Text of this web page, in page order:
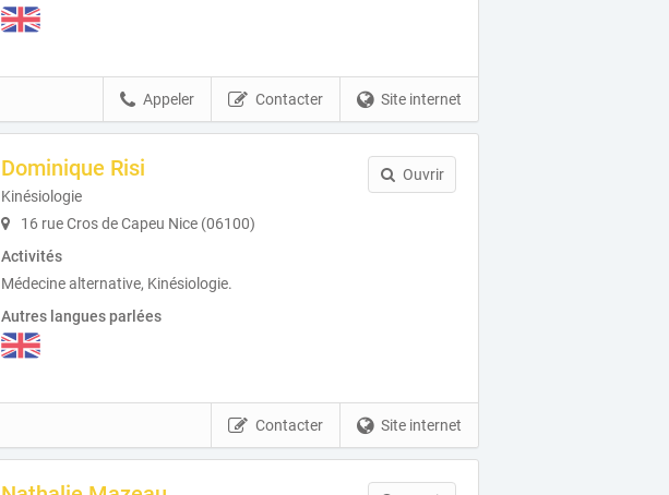
Site internet
Contacter
Appeler
Dominique Risi
Kinésiologie
16 rue Cros de Capeu Nice (06100)
Activités
Médecine alternative, Kinésiologie.
Autres langues parlées
Ouvrir
Site internet
Contacter